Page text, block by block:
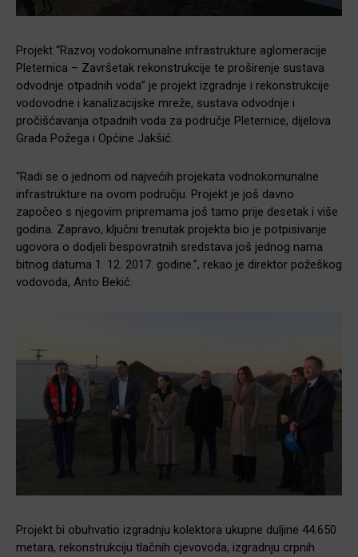
Projekt “Razvoj vodokomunalne infrastrukture aglomeracije
Pleternica – Završetak rekonstrukcije te proširenje sustava
odvodnje otpadnih voda” je projekt izgradnje i rekonstrukcije
vodovodne i kanalizacijske mreže, sustava odvodnje i
pročišćavanja otpadnih voda za područje Pleternice, dijelova
Grada Požega i Općine Jakšić.
“Radi se o jednom od najvećih projekata vodnokomunalne
infrastrukture na ovom području. Projekt je još davno
započeo s njegovim pripremama još tamo prije desetak i više
godina. Zapravo, ključni trenutak projekta bio je potpisivanje
ugovora o dodjeli bespovratnih sredstava još jednog nama
bitnog datuma 1. 12. 2017. godine.”, rekao je direktor požeškog
vodovoda, Anto Bekić.
Projekt bi obuhvatio izgradnju kolektora ukupne duljine 44.650
metara, rekonstrukciju tlačnih cjevovoda, izgradnju crpnih